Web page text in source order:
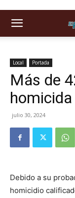
Local Portada
Más de
julio 30, 2024
Debido a su
homicidio